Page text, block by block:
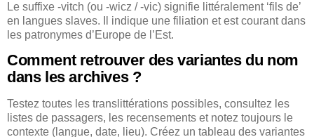
Le suffixe -vitch (ou -wicz / -vic) signifie littéralement ‘fils de’
en langues slaves. Il indique une filiation et est courant dans
les patronymes d’Europe de l’Est.
Comment retrouver des variantes du nom
dans les archives ?
Testez toutes les translittérations possibles, consultez les
listes de passagers, les recensements et notez toujours le
contexte (langue, date, lieu). Créez un tableau des variantes